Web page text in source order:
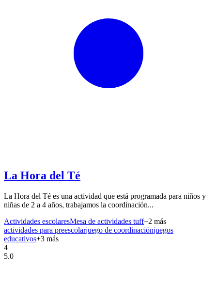
La Hora del Té
La Hora del Té es una actividad que está programada para niños y
niñas de 2 a 4 años, trabajamos la coordinación...
Actividades escolaresMesa de actividades tuff+2 más
actividades para preescolarjuego de coordinaciónjuegos
educativos+3 más
4
5.0